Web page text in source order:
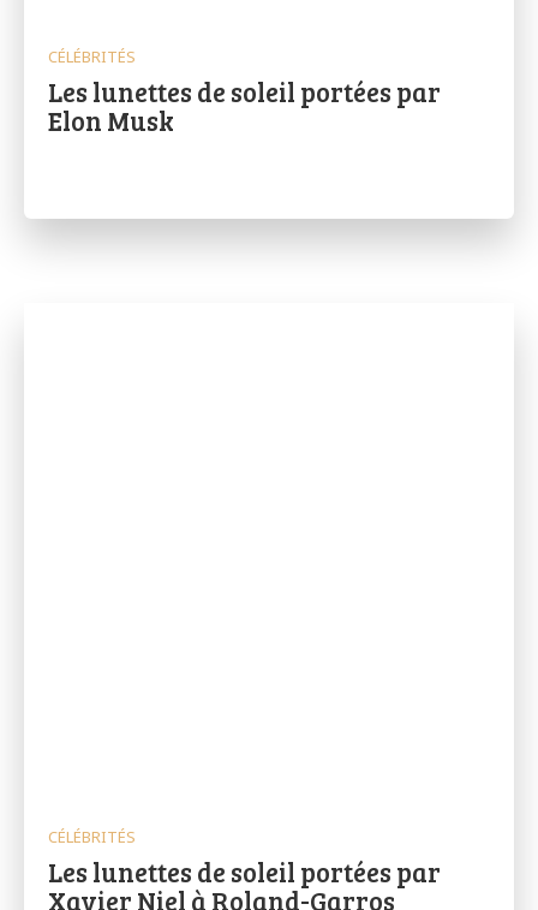
CÉLÉBRITÉS
Les lunettes de soleil portées par
Elon Musk
CÉLÉBRITÉS
Les lunettes de soleil portées par
Xavier Niel à Roland-Garros